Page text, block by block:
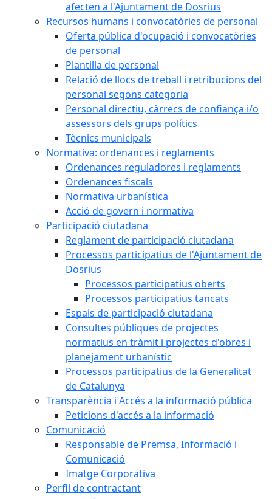
afecten a l'Ajuntament de Dosrius
Recursos humans i convocatòries de personal
Oferta pública d'ocupació i convocatòries
de personal
Plantilla de personal
Relació de llocs de treball i retribucions del
personal segons categoria
Personal directiu, càrrecs de confiança i/o
assessors dels grups polítics
Tècnics municipals
Normativa: ordenances i reglaments
Ordenances reguladores i reglaments
Ordenances fiscals
Normativa urbanística
Acció de govern i normativa
Participació ciutadana
Reglament de participació ciutadana
Processos participatius de l'Ajuntament de
Dosrius
Processos participatius oberts
Processos participatius tancats
Espais de participació ciutadana
Consultes públiques de projectes
normatius en tràmit i projectes d'obres i
planejament urbanístic
Processos participatius de la Generalitat
de Catalunya
Transparència i Accés a la informació pública
Peticions d'accés a la informació
Comunicació
Responsable de Premsa, Informació i
Comunicació
Imatge Corporativa
Perfil de contractant